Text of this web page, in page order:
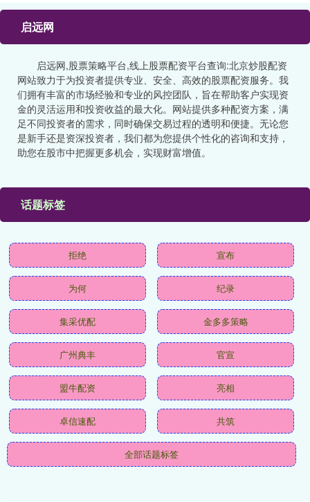
启远网
启远网,股票策略平台,线上股票配资平台查询:北京炒股配资
网站致力于为投资者提供专业、安全、高效的股票配资服务。我
们拥有丰富的市场经验和专业的风控团队，旨在帮助客户实现资
金的灵活运用和投资收益的最大化。网站提供多种配资方案，满
足不同投资者的需求，同时确保交易过程的透明和便捷。无论您
是新手还是资深投资者，我们都为您提供个性化的咨询和支持，
助您在股市中把握更多机会，实现财富增值。
话题标签
拒绝 宣布
为何 纪录
集采优配 金多多策略
广州典丰 官宣
盟牛配资 亮相
卓信速配 共筑
全部话题标签